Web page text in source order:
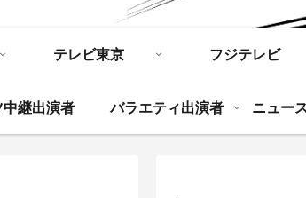
テレビ東京 フジテレビ
継出演者 バラエティ出演者 ニュー